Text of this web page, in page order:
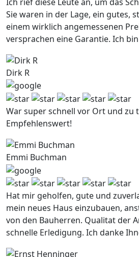
Sie waren in der Lage, ein gutes,
einem wirklich angemessenen
versprachen eine Garantie. Ich
Dirk R
War super schnell vor Ort und zu
Empfehlenswert!
Emmi Buchman
Hat mir geholfen, gute und
mein neues Haus einzubauen,
von den Bauherren. Qualitat der
schnelle Erledigung. Ich danke